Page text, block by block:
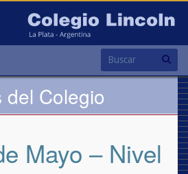
del Colegio
Mayo – Nivel